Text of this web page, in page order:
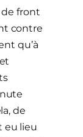
front
contre
qu’à
de
eu lieu